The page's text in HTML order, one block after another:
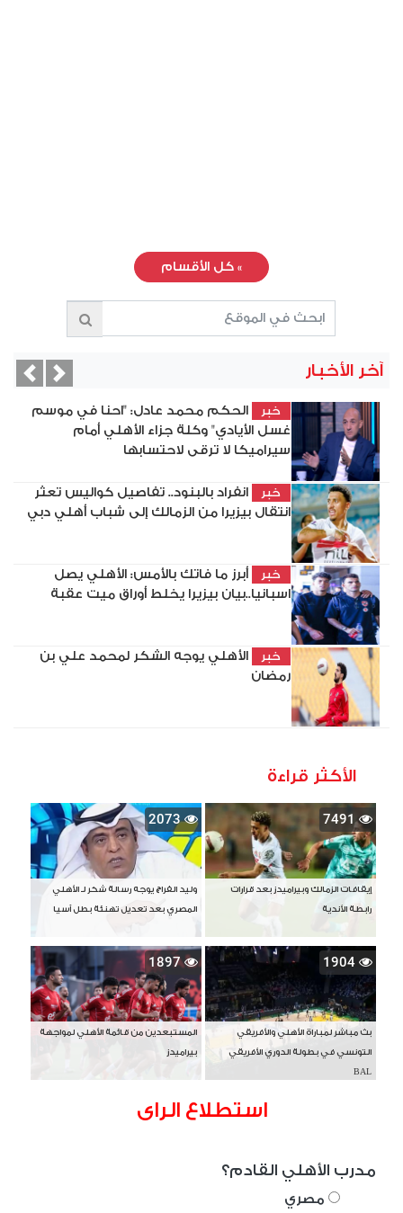
» كل الأقسام
آخر الأخبار
خبر
الحكم محمد عادل: "احنا في موسم
غسل الأيادي" وكلة جزاء الأهلي أمام
سيراميكا لا ترقى لاحتسابها
خبر
انفراد بالبنود.. تفاصيل كواليس تعثر
انتقال بيزيرا من الزمالك إلى شباب أهلي دبي
خبر
أبرز ما فاتك بالأمس: الأهلي يصل
اسبانيا..بيان بيزيرا يخلط أوراق ميت عقبة
خبر
الأهلي يوجه الشكر لمحمد علي بن
رمضان
Next
الأكثر قراءة
7491
إيقافات الزمالك وبيراميدز بعد قرارات
رابطة الأندية
2073
وليد الفراج يوجه رسالة شكر لـ الأهلي
المصري بعد تعديل تهنئة بطل آسيا
1904
بث مباشر لمباراة الأهلي والأفريقي
التونسي في بطولة الدوري الأفريقي
BAL
1897
المستبعدين من قائمة الأهلي لمواجهة
بيراميدز
استطلاع الراى
مدرب الأهلي القادم؟
مصري